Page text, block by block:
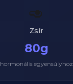
🥑
Zsír
80g
hormonális egyensúlyhoz